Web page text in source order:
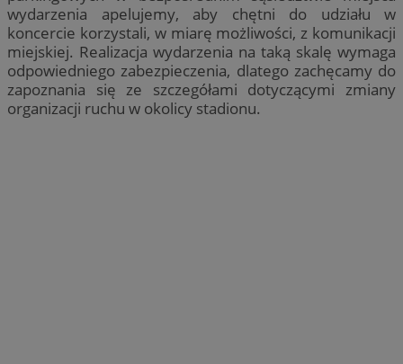
wydarzenia apelujemy, aby chętni do udziału w
koncercie korzystali, w miarę możliwości, z komunikacji
miejskiej. Realizacja wydarzenia na taką skalę wymaga
odpowiedniego zabezpieczenia, dlatego zachęcamy do
zapoznania się ze szczegółami dotyczącymi zmiany
organizacji ruchu w okolicy stadionu.